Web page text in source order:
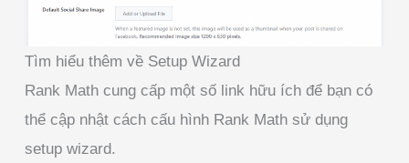
Tìm hiểu thêm về Setup Wizard
Rank Math cung cấp một số link hữu ích để bạn có
thể cập nhật cách cấu hình Rank Math sử dụng
setup wizard.